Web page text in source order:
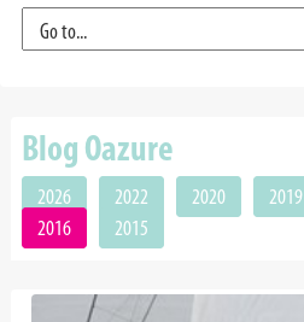
Blog Oazure
2026 2022 2020 2019
2016
2015